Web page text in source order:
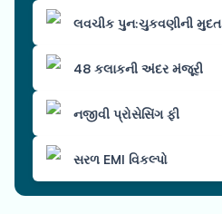
લવચીક પુન:ચુકવણીની મુદત
48 કલાકની અંદર મંજૂરી
નજીવી પ્રોસેસિંગ ફી
સરળ EMI વિકલ્પો